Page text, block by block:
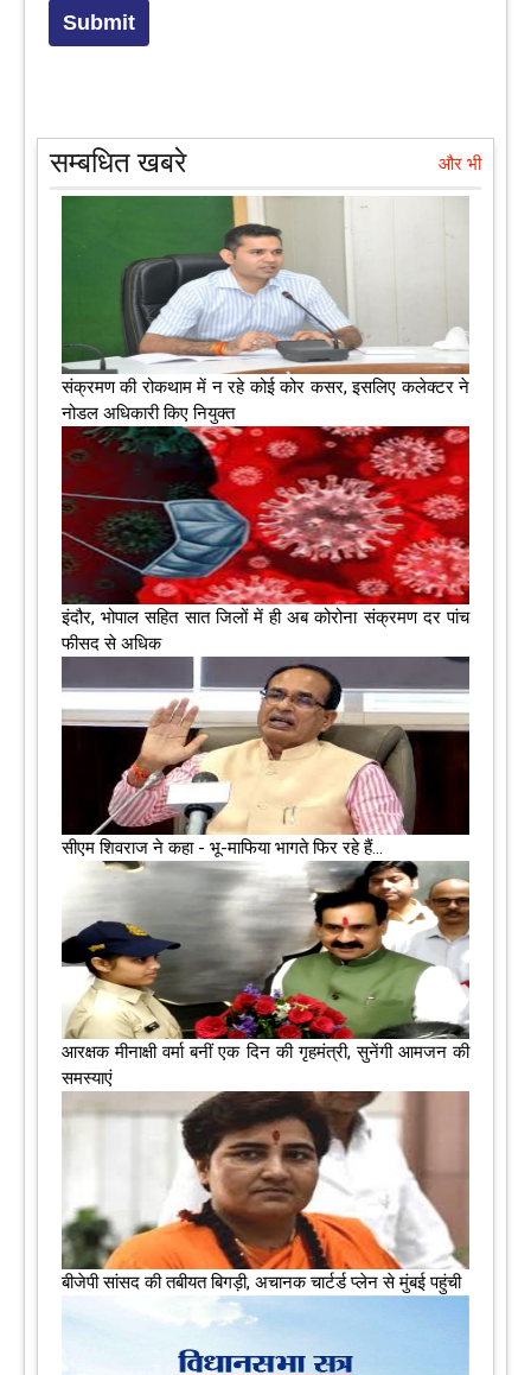
सम्बधित खबरे और भी
संक्रमण की रोकथाम में न रहे कोई कोर कसर, इसलिए कलेक्‍टर ने
नोडल अधिकारी किए नियुक्‍त
इंदौर, भोपाल सहित सात जिलों में ही अब कोरोना संक्रमण दर पांच
फीसद से अधिक
सीएम शिवराज ने कहा - भू-माफिया भागते फिर रहे हैं...
आरक्षक मीनाक्षी वर्मा बनीं एक दिन की गृहमंत्री, सुनेंगी आमजन की
समस्याएं
बीजेपी सांसद की तबीयत बिगड़ी, अचानक चार्टर्ड प्लेन से मुंबई पहुंची